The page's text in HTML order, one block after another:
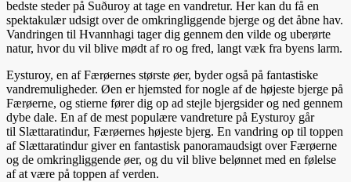
bedste steder på Suðuroy at tage en vandretur. Her kan du få en
spektakulær udsigt over de omkringliggende bjerge og det åbne hav.
Vandringen til Hvannhagi tager dig gennem den vilde og uberørte
natur, hvor du vil blive mødt af ro og fred, langt væk fra byens larm.
Eysturoy, en af Færøernes største øer, byder også på fantastiske
vandremuligheder. Øen er hjemsted for nogle af de højeste bjerge på
Færøerne, og stierne fører dig op ad stejle bjergsider og ned gennem
dybe dale. En af de mest populære vandreture på Eysturoy går
til Slættaratindur, Færøernes højeste bjerg. En vandring op til toppen
af Slættaratindur giver en fantastisk panoramaudsigt over Færøerne
og de omkringliggende øer, og du vil blive belønnet med en følelse
af at være på toppen af verden.